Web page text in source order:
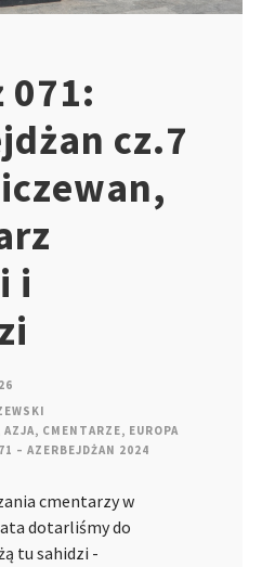
071:
cz.7
i
AZJA, CMENTARZE, EUROPA
– AZERBEJDŻAN 2024
cmentarzy w
dotarliśmy do
tu sahidzi -